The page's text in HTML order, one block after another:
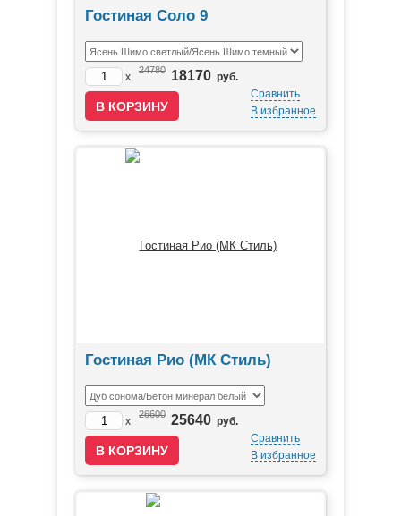
Гостиная Соло 9
x
24780 18170 руб.
Сравнить
В избранное
Гостиная Рио (МК Стиль)
x
26600 25640 руб.
Сравнить
В избранное